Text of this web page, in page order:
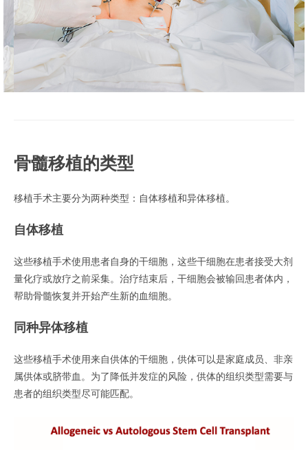
骨髓移植的类型
移植手术主要分为两种类型：自体移植和异体移植。
自体移植
这些移植手术使用患者自身的干细胞，这些干细胞在患者接受大剂
量化疗或放疗之前采集。治疗结束后，干细胞会被输回患者体内，
帮助骨髓恢复并开始产生新的血细胞。
同种异体移植
这些移植手术使用来自供体的干细胞，供体可以是家庭成员、非亲
属供体或脐带血。为了降低并发症的风险，供体的组织类型需要与
患者的组织类型尽可能匹配。